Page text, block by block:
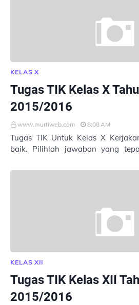
KELAS X
Tugas TIK Kelas X
2015/2016
www.murtiweb.com 8:08 AM
Tugas TIK Untuk Kelas X Kerjakan semua soal dengan
baik. Pilihlah jawaban yang tepat. Masukkan
KELAS XII
Tugas TIK Kelas XII
2015/2016